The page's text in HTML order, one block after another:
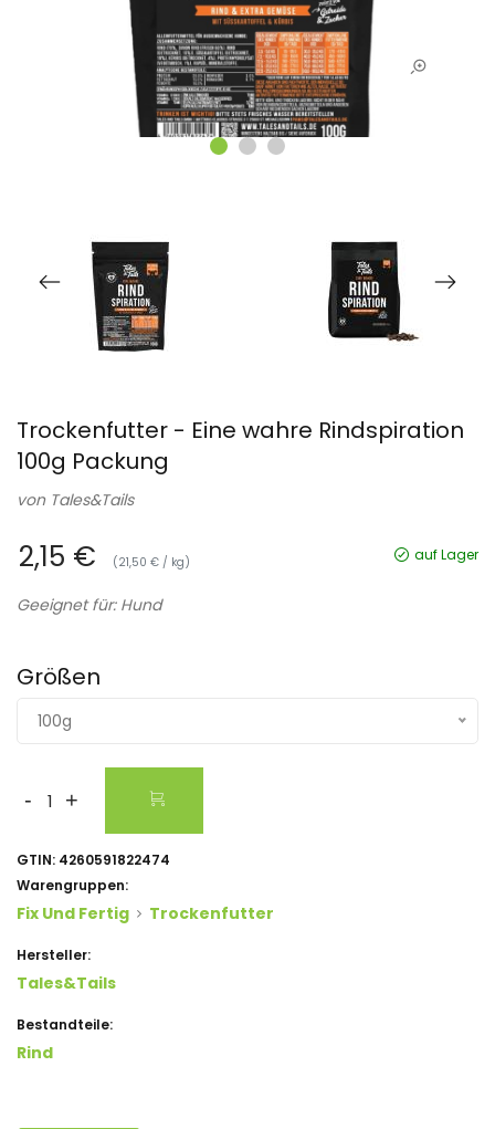
Trockenfutter - Eine wahre Rindspiration
100g Packung
von Tales&Tails
2,15 € (21,50 € / kg) auf Lager
Geeignet für: Hund
Größen
100g
- +
GTIN: 4260591822474
Warengruppen:
Fix Und Fertig Trockenfutter
Hersteller:
Tales&Tails
Bestandteile:
Rind